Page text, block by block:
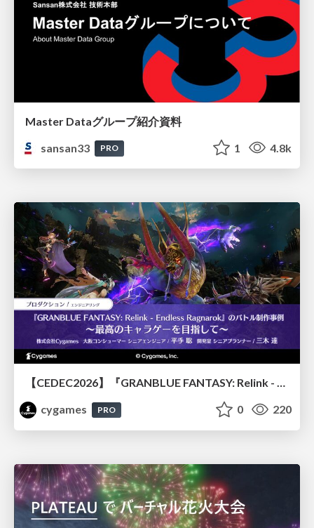
Master Dataグループ紹介資料
sansan33
PRO 1 4.8k
【CEDEC2026】『GRANBLUE FANTASY: Relink - Endless Ragnarok』のバトル制作事例 ～最高のキャラゲーを目指して～
cygames
PRO 0 220